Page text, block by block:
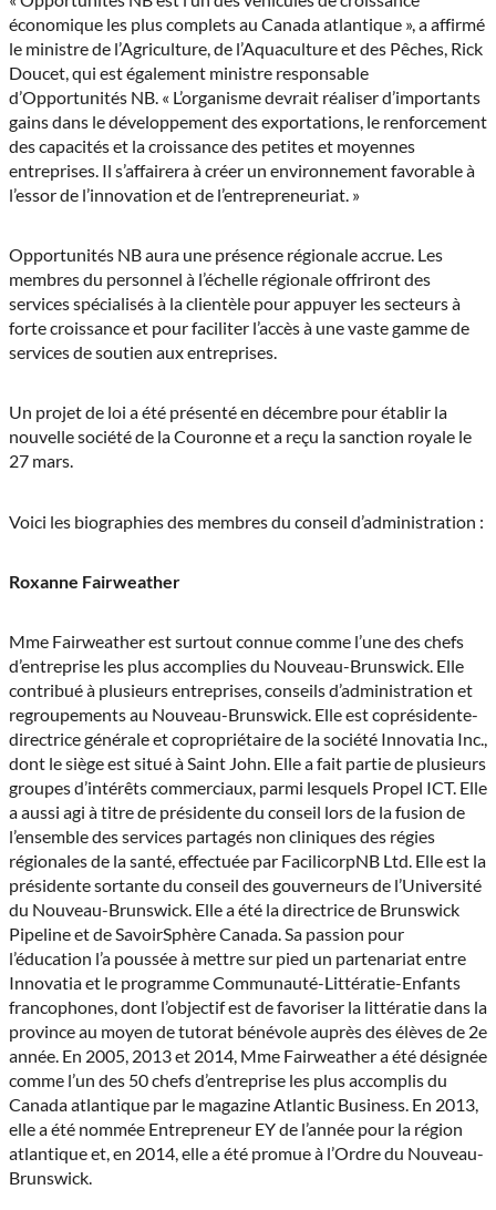
économique les plus complets au Canada atlantique », a affirmé
le ministre de l’Agriculture, de l’Aquaculture et des Pêches, Rick
Doucet, qui est également ministre responsable
d’Opportunités NB. « L’organisme devrait réaliser d’importants
gains dans le développement des exportations, le renforcement
des capacités et la croissance des petites et moyennes
entreprises. Il s’affairera à créer un environnement favorable à
l’essor de l’innovation et de l’entrepreneuriat. »
Opportunités NB aura une présence régionale accrue. Les
membres du personnel à l’échelle régionale offriront des
services spécialisés à la clientèle pour appuyer les secteurs à
forte croissance et pour faciliter l’accès à une vaste gamme de
services de soutien aux entreprises.
Un projet de loi a été présenté en décembre pour établir la
nouvelle société de la Couronne et a reçu la sanction royale le
27 mars.
Voici les biographies des membres du conseil d’administration :
Roxanne Fairweather
Mme Fairweather est surtout connue comme l’une des chefs
d’entreprise les plus accomplies du Nouveau-Brunswick. Elle
contribué à plusieurs entreprises, conseils d’administration et
regroupements au Nouveau-Brunswick. Elle est coprésidente-
directrice générale et copropriétaire de la société Innovatia Inc.,
dont le siège est situé à Saint John. Elle a fait partie de plusieurs
groupes d’intérêts commerciaux, parmi lesquels Propel ICT. Elle
a aussi agi à titre de présidente du conseil lors de la fusion de
l’ensemble des services partagés non cliniques des régies
régionales de la santé, effectuée par FacilicorpNB Ltd. Elle est la
présidente sortante du conseil des gouverneurs de l’Université
du Nouveau-Brunswick. Elle a été la directrice de Brunswick
Pipeline et de SavoirSphère Canada. Sa passion pour
l’éducation l’a poussée à mettre sur pied un partenariat entre
Innovatia et le programme Communauté-Littératie-Enfants
francophones, dont l’objectif est de favoriser la littératie dans la
province au moyen de tutorat bénévole auprès des élèves de 2e
année. En 2005, 2013 et 2014, Mme Fairweather a été désignée
comme l’un des 50 chefs d’entreprise les plus accomplis du
Canada atlantique par le magazine Atlantic Business. En 2013,
elle a été nommée Entrepreneur EY de l’année pour la région
atlantique et, en 2014, elle a été promue à l’Ordre du Nouveau-
Brunswick.